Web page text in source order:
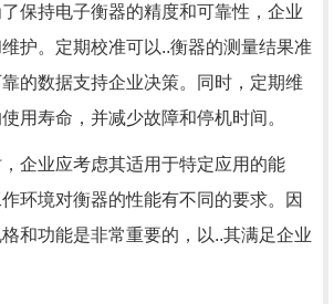
保持电子衡器的精度和可靠性，企业
护。定期校准可以..衡器的测量结果准
的数据支持企业决策。同时，定期维
用寿命，并减少故障和停机时间。
企业应考虑其适用于特定应用的能
环境对衡器的性能有不同的要求。因
和功能是非常重要的，以..其满足企业